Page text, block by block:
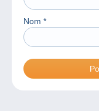
Nom *